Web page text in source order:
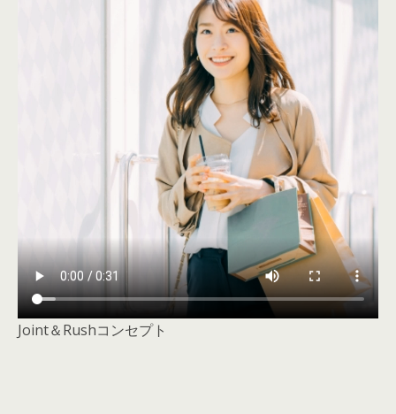
Joint＆Rushコンセプト